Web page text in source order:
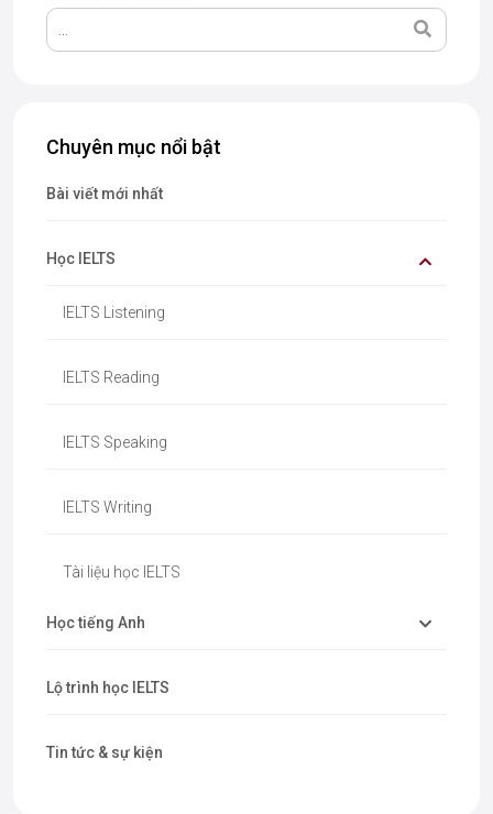
Chuyên mục nổi bật
Bài viết mới nhất
Học IELTS
IELTS Listening
IELTS Reading
IELTS Speaking
IELTS Writing
Tài liệu học IELTS
Học tiếng Anh
Lộ trình học IELTS
Tin tức & sự kiện